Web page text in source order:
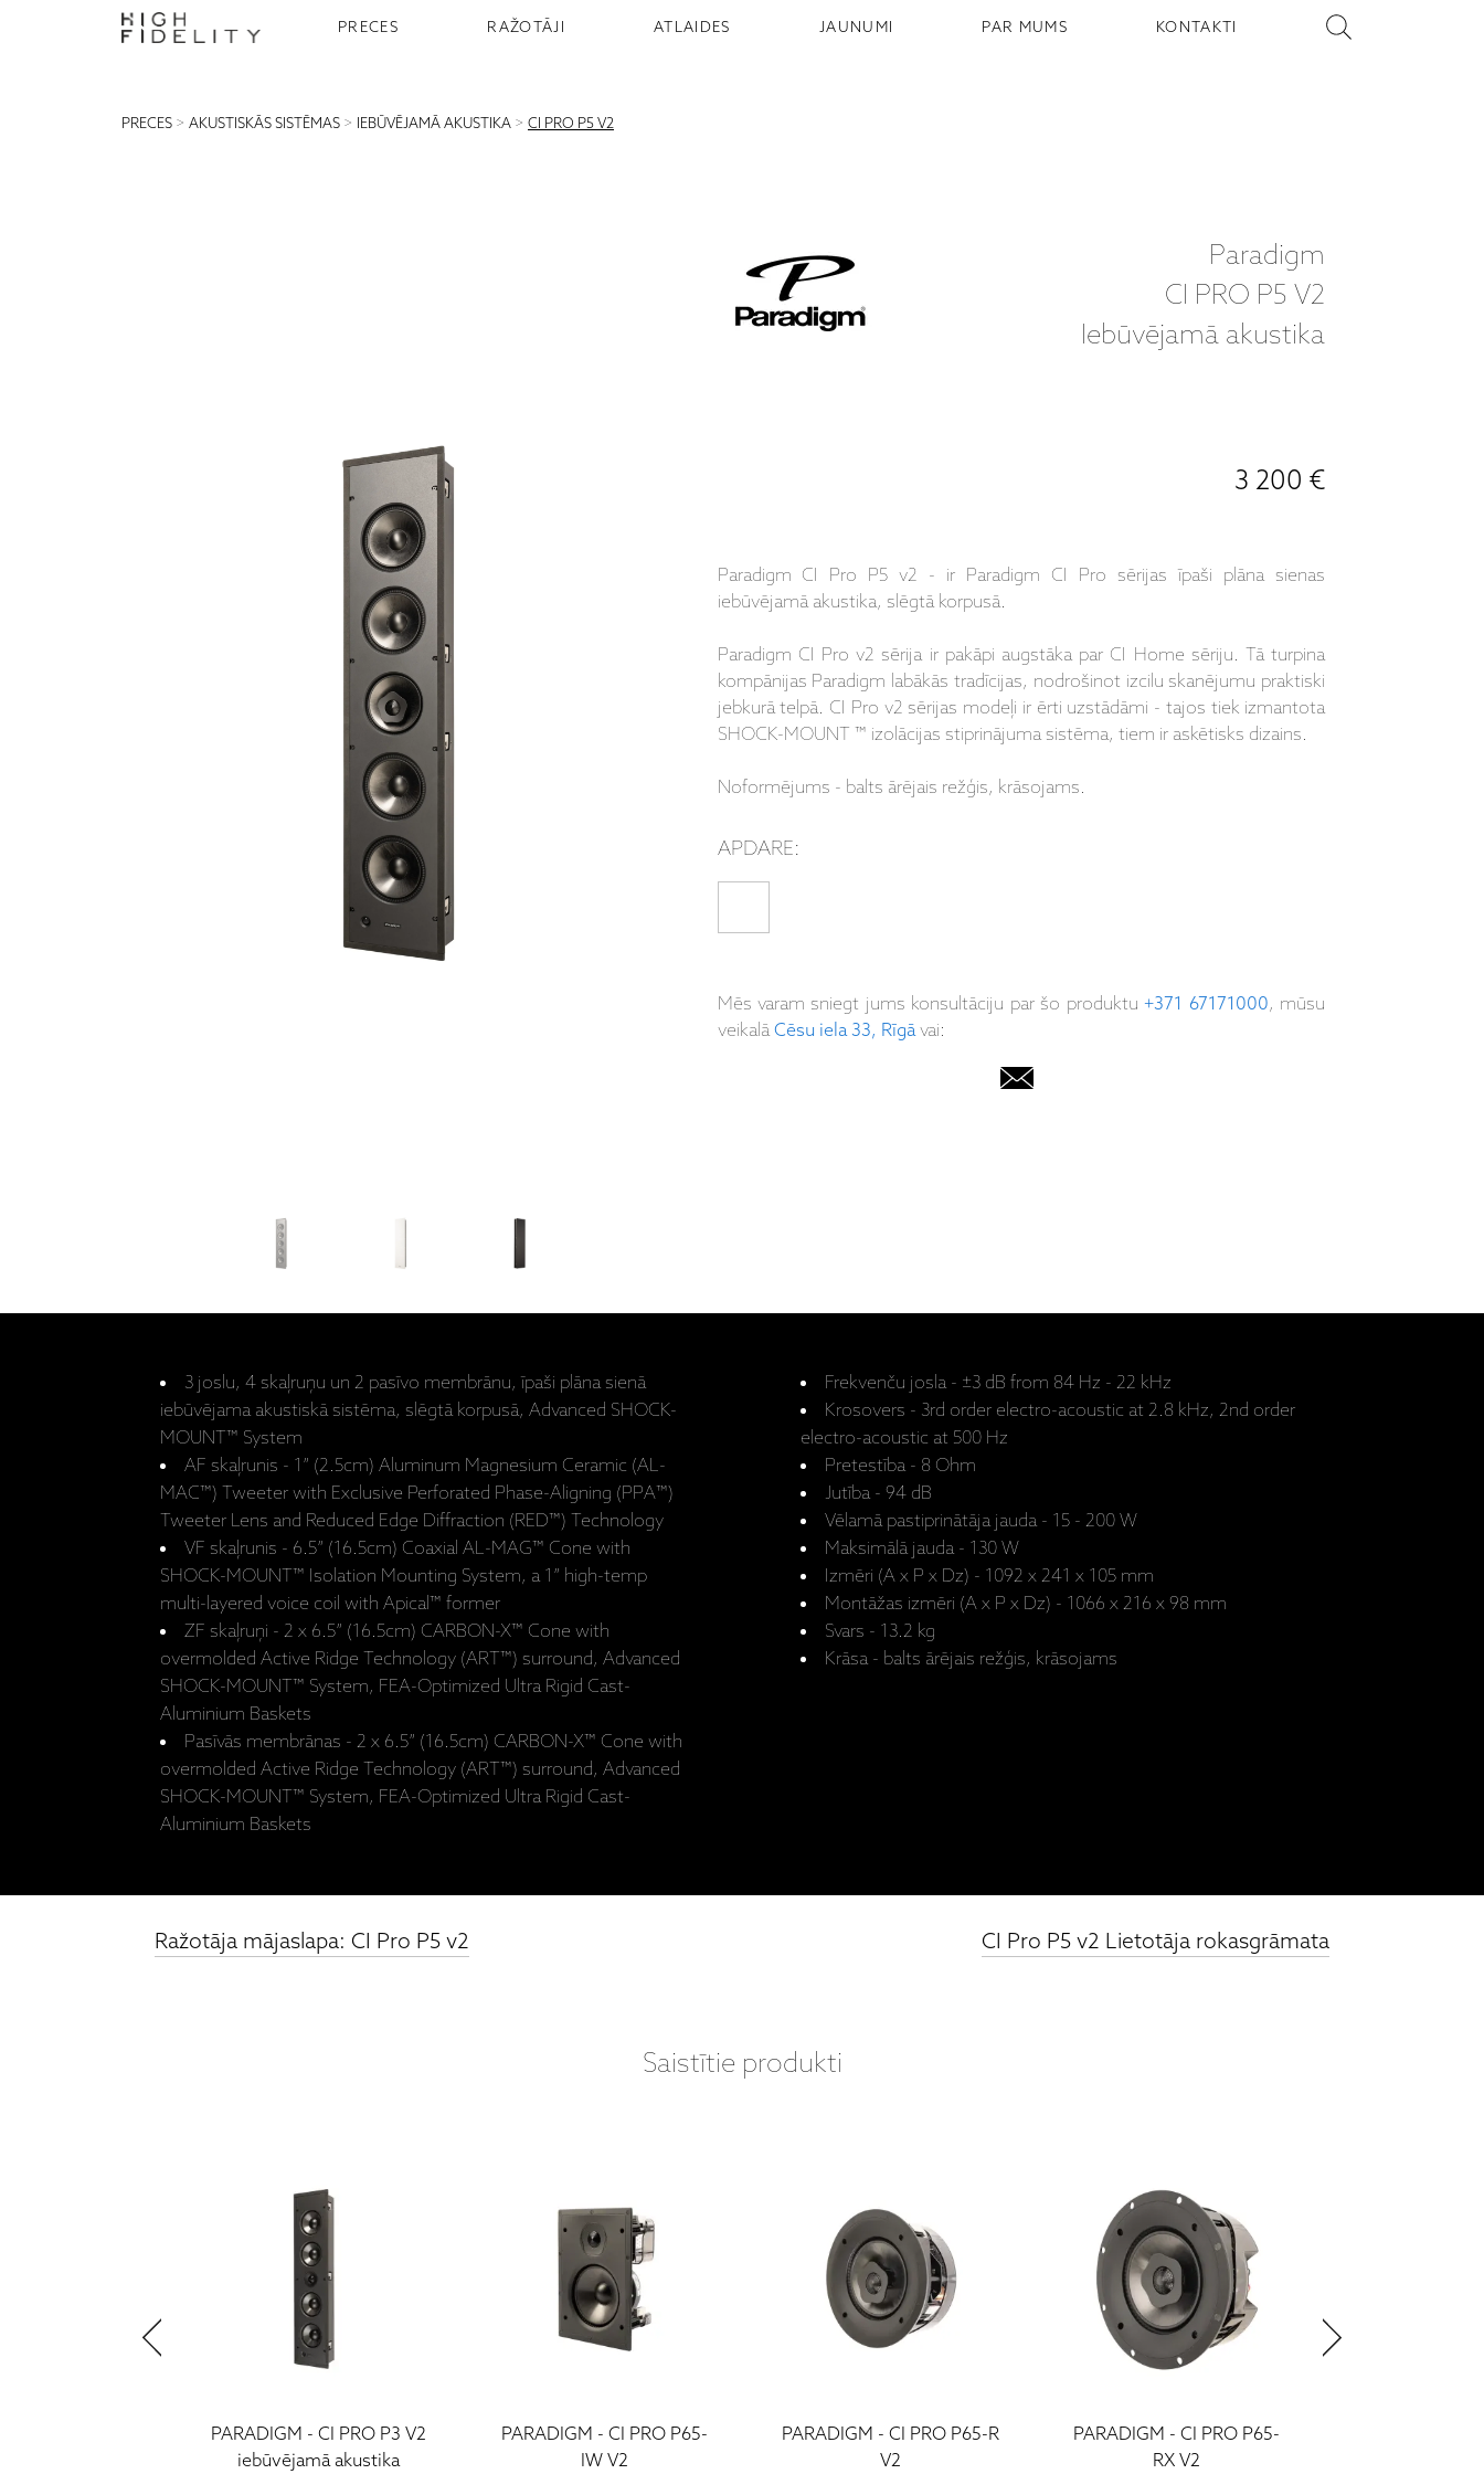
PRECES RAŽOTĀJI ATLAIDES JAUNUMI PAR MUMS KONTAKTI
PRECES > AKUSTISKĀS SISTĒMAS > IEBŪVĒJAMĀ AKUSTIKA > CI PRO P5 V2
Paradigm
CI PRO P5 V2
Iebūvējamā akustika
3 200 €
Paradigm CI Pro P5 v2 - ir Paradigm CI Pro sērijas īpaši plāna sienas
iebūvējamā akustika, slēgtā korpusā.
Paradigm CI Pro v2 sērija ir pakāpi augstāka par CI Home sēriju. Tā turpina
kompānijas Paradigm labākās tradīcijas, nodrošinot izcilu skanējumu praktiski
jebkurā telpā. CI Pro v2 sērijas modeļi ir ērti uzstādāmi - tajos tiek izmantota
SHOCK-MOUNT ™ izolācijas stiprinājuma sistēma, tiem ir askētisks dizains.
Noformējums - balts ārējais režģis, krāsojams.
APDARE:
Mēs varam sniegt jums konsultāciju par šo produktu+371 67171000, mūsu
veikalāCēsu iela 33, Rīgāvai:
3 joslu, 4 skaļruņu un 2 pasīvo membrānu, īpaši plāna sienā
iebūvējama akustiskā sistēma, slēgtā korpusā, Advanced SHOCK-
MOUNT™ System
AF skaļrunis - 1” (2.5cm) Aluminum Magnesium Ceramic (AL-
MAC™) Tweeter with Exclusive Perforated Phase-Aligning (PPA™)
Tweeter Lens and Reduced Edge Diffraction (RED™) Technology
VF skaļrunis - 6.5” (16.5cm) Coaxial AL-MAG™ Cone with
SHOCK-MOUNT™ Isolation Mounting System, a 1” high-temp
multi-layered voice coil with Apical™ former
ZF skaļruņi - 2 x 6.5” (16.5cm) CARBON-X™ Cone with
overmolded Active Ridge Technology (ART™) surround, Advanced
SHOCK-MOUNT™ System, FEA-Optimized Ultra Rigid Cast-
Aluminium Baskets
Pasīvās membrānas - 2 x 6.5” (16.5cm) CARBON-X™ Cone with
overmolded Active Ridge Technology (ART™) surround, Advanced
SHOCK-MOUNT™ System, FEA-Optimized Ultra Rigid Cast-
Aluminium Baskets
Frekvenču josla - ±3 dB from 84 Hz - 22 kHz
Krosovers - 3rd order electro-acoustic at 2.8 kHz, 2nd order
electro-acoustic at 500 Hz
Pretestība - 8 Ohm
Jutība - 94 dB
Vēlamā pastiprinātāja jauda - 15 - 200 W
Maksimālā jauda - 130 W
Izmēri (A x P x Dz) - 1092 x 241 x 105 mm
Montāžas izmēri (A x P x Dz) - 1066 x 216 x 98 mm
Svars - 13.2 kg
Krāsa - balts ārējais režģis, krāsojams
Ražotāja mājaslapa: CI Pro P5 v2 CI Pro P5 v2 Lietotāja rokasgrāmata
Saistītie produkti
PARADIGM - CI PRO P3 V2
iebūvējamā akustika
PARADIGM - CI PRO P65-
IW V2
PARADIGM - CI PRO P65-R
V2
PARADIGM - CI PRO P65-
RX V2